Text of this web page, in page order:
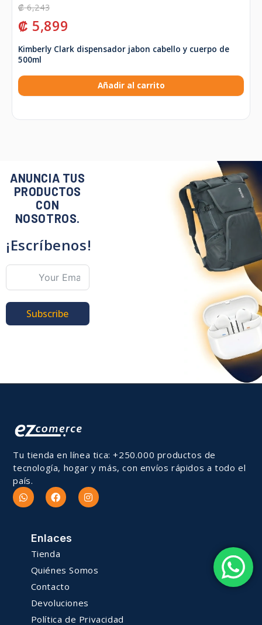
₡6,243
₡ 5,899
Kimberly Clark dispensador jabon cabello y cuerpo de
500ml
Añadir al carrito
ANUNCIA TUS
PRODUCTOS
CON
NOSOTROS.
¡Escríbenos!
Subscribe
Tu tienda en línea tica: +250.000 productos de
tecnología, hogar y más, con envíos rápidos a todo el
país.
Enlaces
Tienda
Quiénes Somos
Contacto
Devoluciones
Política de Privacidad